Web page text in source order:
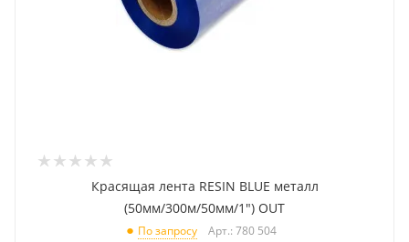
Красящая лента RESIN BLUE металл
(50мм/300м/50мм/1") OUT
По запросу Арт.: 780 504